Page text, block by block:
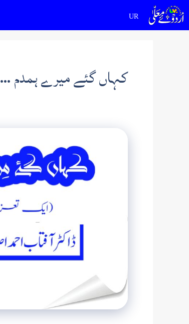
Skip
to
کہاں گئے میرے ہمدم …